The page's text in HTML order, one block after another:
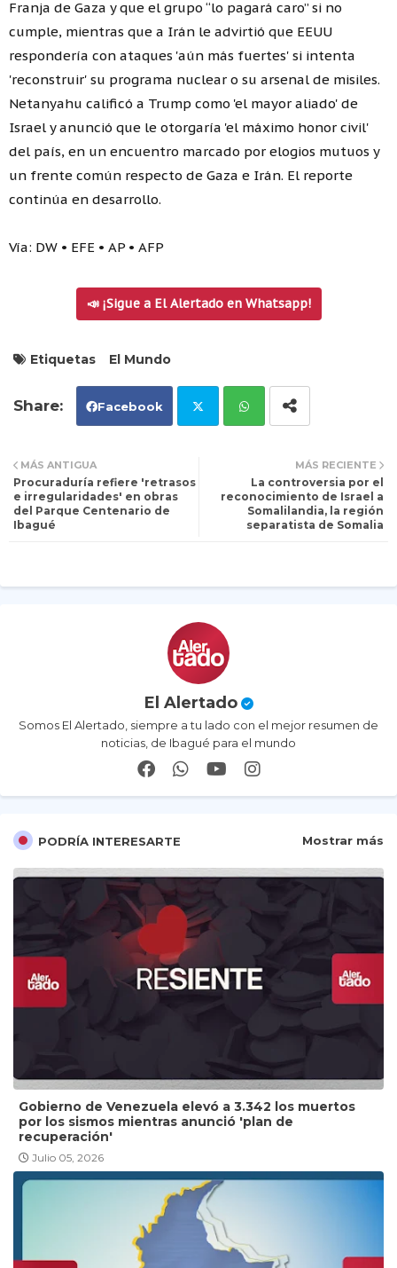
Franja de Gaza y que el grupo “lo pagará caro” si no
cumple, mientras que a Irán le advirtió que EEUU
respondería con ataques 'aún más fuertes' si intenta
'reconstruir' su programa nuclear o su arsenal de misiles.
Netanyahu calificó a Trump como 'el mayor aliado' de
Israel y anunció que le otorgaría 'el máximo honor civil'
del país, en un encuentro marcado por elogios mutuos y
un frente común respecto de Gaza e Irán. El reporte
continúa en desarrollo.
Vía: DW • EFE • AP • AFP
📣 ¡Sigue a El Alertado en Whatsapp!
Etiquetas El Mundo
Facebook
itt ats
ap
MÁS RECIENTE
La controversia por el
reconocimiento de Israel a
Somalilandia, la región
separatista de Somalia
MÁS ANTIGUA
Procuraduría refiere 'retrasos
e irregularidades' en obras
del Parque Centenario de
Ibagué
El Alertado
Somos El Alertado, siempre a tu lado con el mejor resumen de
noticias, de Ibagué para el mundo
PODRÍA INTERESARTE Mostrar más
Gobierno de Venezuela elevó a 3.342 los muertos
por los sismos mientras anunció 'plan de
recuperación'
Julio 05, 2026